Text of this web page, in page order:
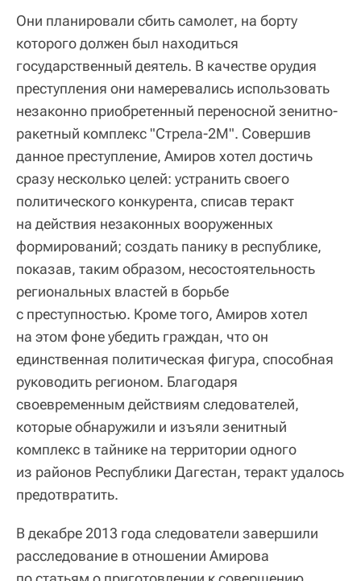
Они планировали сбить самолет, на борту
которого должен был находиться
государственный деятель. В качестве орудия
преступления они намеревались использовать
незаконно приобретенный переносной зенитно-
ракетный комплекс "Стрела-2М". Совершив
данное преступление, Амиров хотел достичь
сразу несколько целей: устранить своего
политического конкурента, списав теракт
на действия незаконных вооруженных
формирований; создать панику в республике,
показав, таким образом, несостоятельность
региональных властей в борьбе
с преступностью. Кроме того, Амиров хотел
на этом фоне убедить граждан, что он
единственная политическая фигура, способная
руководить регионом. Благодаря
своевременным действиям следователей,
которые обнаружили и изъяли зенитный
комплекс в тайнике на территории одного
из районов Республики Дагестан, теракт удалось
предотвратить.
В декабре 2013 года следователи завершили
расследование в отношении Амирова